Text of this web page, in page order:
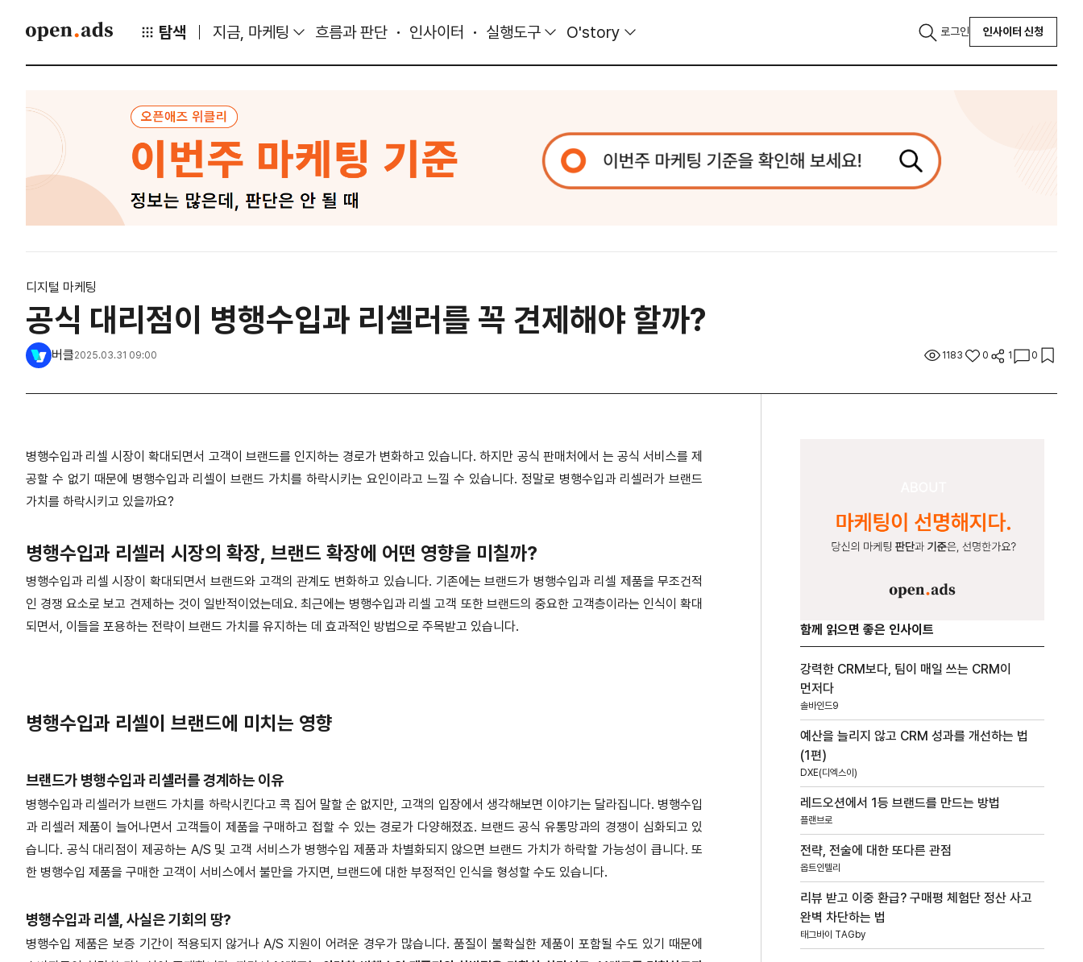
탐색 지금, 마케팅 흐름과 판단 인사이터 실행도구 O'story 로그인 인사이터 신청
디지털 마케팅
공식 대리점이 병행수입과 리셀러를 꼭 견제해야 할까?
버클2025.03.31 09:00 1183 0 1 0
병행수입과 리셀 시장이 확대되면서 고객이 브랜드를 인지하는 경로가 변화하고 있습니다. 하지만 공식 판매처에서 는 공식 서비스를 제
공할 수 없기 때문에 병행수입과 리셀이 브랜드 가치를 하락시키는 요인이라고 느낄 수 있습니다. 정말로 병행수입과 리셀러가 브랜드
가치를 하락시키고 있을까요?
병행수입과 리셀러 시장의 확장, 브랜드 확장에 어떤 영향을 미칠까?
병행수입과 리셀 시장이 확대되면서 브랜드와 고객의 관계도 변화하고 있습니다. 기존에는 브랜드가 병행수입과 리셀 제품을 무조건적
인 경쟁 요소로 보고 견제하는 것이 일반적이었는데요. 최근에는 병행수입과 리셀 고객 또한 브랜드의 중요한 고객층이라는 인식이 확대
되면서, 이들을 포용하는 전략이 브랜드 가치를 유지하는 데 효과적인 방법으로 주목받고 있습니다.
병행수입과 리셀이 브랜드에 미치는 영향
브랜드가 병행수입과 리셀러를 경계하는 이유
병행수입과 리셀러가 브랜드 가치를 하락시킨다고 콕 집어 말할 순 없지만, 고객의 입장에서 생각해보면 이야기는 달라집니다. 병행수입
과 리셀러 제품이 늘어나면서 고객들이 제품을 구매하고 접할 수 있는 경로가 다양해졌죠. 브랜드 공식 유통망과의 경쟁이 심화되고 있
습니다. 공식 대리점이 제공하는 A/S 및 고객 서비스가 병행수입 제품과 차별화되지 않으면 브랜드 가치가 하락할 가능성이 큽니다. 또
한 병행수입 제품을 구매한 고객이 서비스에서 불만을 가지면, 브랜드에 대한 부정적인 인식을 형성할 수도 있습니다.
병행수입과 리셀, 사실은 기회의 땅?
병행수입 제품은 보증 기간이 적용되지 않거나 A/S 지원이 어려운 경우가 많습니다. 품질이 불확실한 제품이 포함될 수도 있기 때문에
함께 읽으면 좋은 인사이트
강력한 CRM보다, 팀이 매일 쓰는 CRM이
먼저다
솔바인드9
예산을 늘리지 않고 CRM 성과를 개선하는 법
(1편)
DXE(디엑스이)
레드오션에서 1등 브랜드를 만드는 방법
플랜브로
전략, 전술에 대한 또다른 관점
옵트인텔리
리뷰 받고 이중 환급? 구매평 체험단 정산 사고
완벽 차단하는 법
태그바이 TAGby